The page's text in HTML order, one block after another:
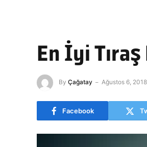
En İyi
By Çağatay Ağustos 6, 2018
Facebook